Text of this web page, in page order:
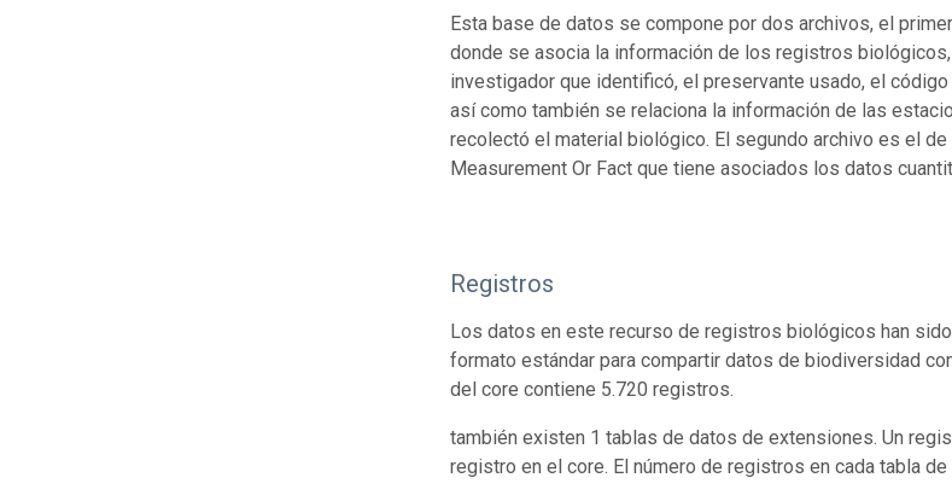
Esta base de datos se compone por dos archivos, el
donde se asocia la información de los registros
investigador que identificó, el preservante usado, el
así como también se relaciona la información de las
recolectó el material biológico. El segundo archivo es el
Measurement Or Fact que tiene asociados los datos
Registros
Los datos en este recurso de registros biológicos han
formato estándar para compartir datos de biodiversidad
del core contiene 5.720 registros.
también existen 1 tablas de datos de extensiones. Un
registro en el core. El número de registros en cada tabla